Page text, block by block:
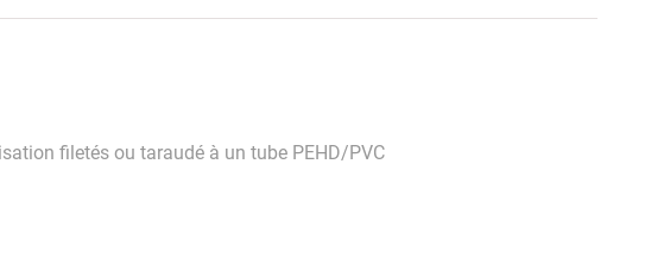
filetés ou taraudé à un tube PEHD/PVC